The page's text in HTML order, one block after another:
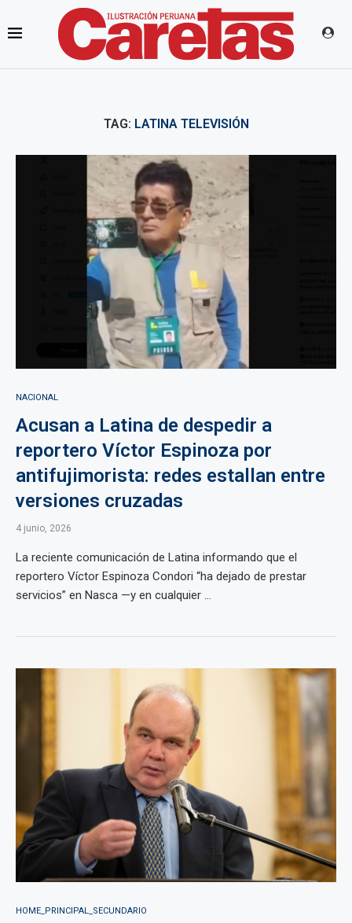
TAG: LATINA TELEVISIÓN
NACIONAL
Acusan a Latina de despedir a
reportero Víctor Espinoza por
antifujimorista: redes estallan entre
versiones cruzadas
4 junio, 2026
La reciente comunicación de Latina informando que el
reportero Víctor Espinoza Condori “ha dejado de prestar
servicios” en Nasca —y en cualquier ...
HOME_PRINCIPAL_SECUNDARIO